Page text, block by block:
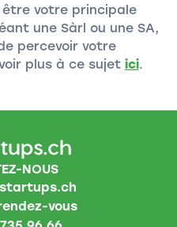
votre principale
une Sàrl ou une SA,
percevoir votre
plus à ce sujet ici.
NOUS
vous